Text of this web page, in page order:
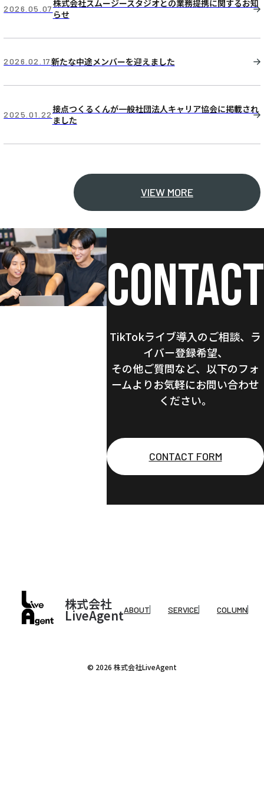
2026.05.07株式会社スムージースタジオとの業務提携に関するお知
らせ
2026.02.17新たな中途メンバーを迎えました
2025.01.22接点つくるくんが一般社団法人キャリア協会に掲載され
ました
VIEW MORE
CONTACT
TikTokライブ導入のご相談、 ラ
イバー登録希望、
その他ご質問など、 以下のフォ
ームよりお気軽にお問い合わせ
ください。
CONTACT FORM
株式会社
LiveAgentABOUT SERVICE COLUMN
© 2026 株式会社LiveAgent